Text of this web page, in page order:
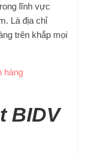
lĩnh vực
Là địa chỉ
trên khắp mọi
hàng
BIDV